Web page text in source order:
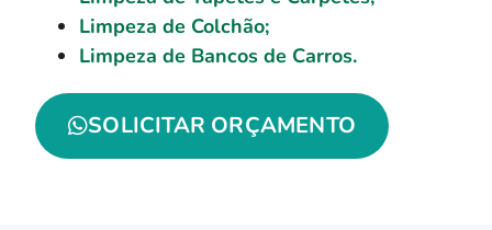
Limpeza de Colchão;
Limpeza de Bancos de Carros.
SOLICITAR ORÇAMENTO